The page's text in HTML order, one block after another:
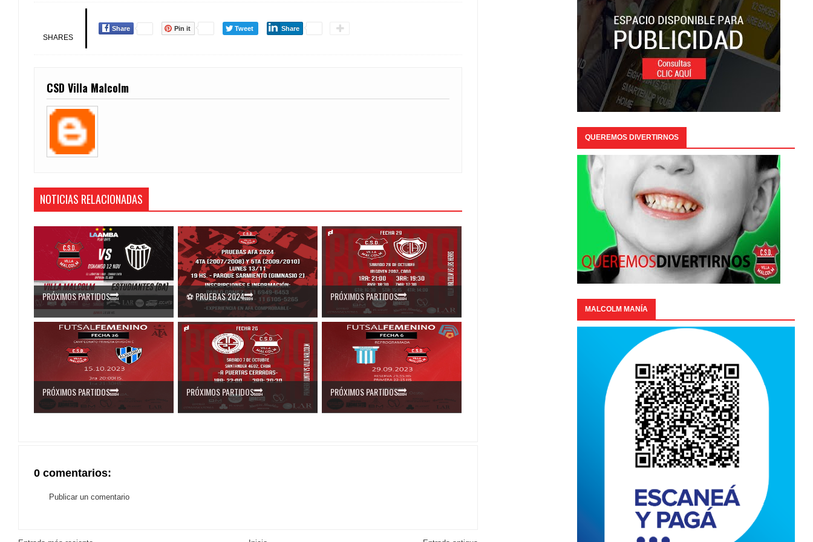
SHARES
Share Pin it Tweet Share
CSD Villa Malcolm
NOTICIAS RELACIONADAS
PRÓXIMOS PARTIDOS🔜 ⚽ PRUEBAS 2024🔜 PRÓXIMOS PARTIDOS🔜
PRÓXIMOS PARTIDOS🔜 PRÓXIMOS PARTIDOS🔜 PRÓXIMOS PARTIDOS🔜
0 comentarios:
Publicar un comentario
QUEREMOS DIVERTIRNOS
MALCOLM MANÍA